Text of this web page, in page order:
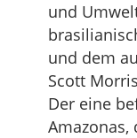
und
und dem
Scott
Der eine